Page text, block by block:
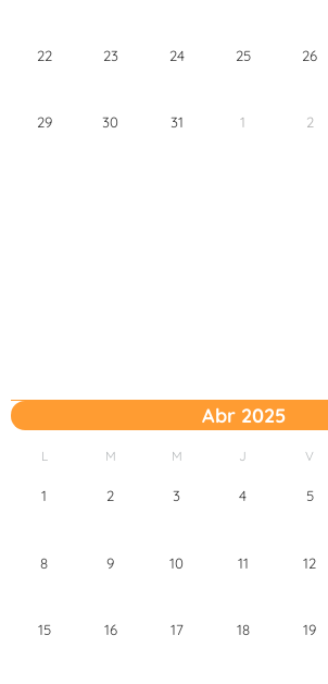
22 23 24 25 26
29 30 31 1 2
Abr 2025
L M M J V
1 2 3 4 5
8 9 10 11 12
15 16 17 18 19